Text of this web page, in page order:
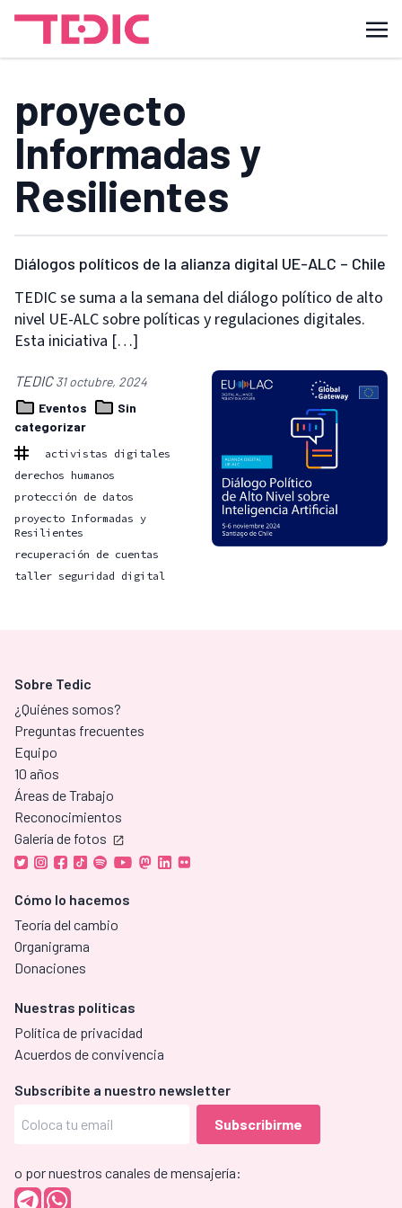
proyecto
Informadas y
Resilientes
Diálogos políticos de la alianza digital UE-ALC – Chile
TEDIC se suma a la semana del diálogo político de alto
nivel UE-ALC sobre políticas y regulaciones digitales.
Esta iniciativa […]
TEDIC31 octubre, 2024
Eventos
Sin
categorizar
activistas digitales
derechos humanos
protección de datos
proyecto Informadas y
Resilientes
recuperación de cuentas
taller seguridad digital
Sobre Tedic
¿Quiénes somos?
Preguntas frecuentes
Equipo
10 años
Áreas de Trabajo
Reconocimientos
Galería de fotos
Cómo lo hacemos
Teoría del cambio
Organigrama
Donaciones
Nuestras políticas
Política de privacidad
Acuerdos de convivencia
Subscríbite a nuestro newsletter
o por nuestros canales de mensajería: